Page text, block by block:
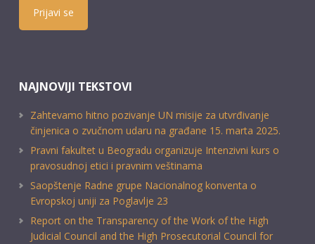
Prijavi se
NAJNOVIJI TEKSTOVI
Zahtevamo hitno pozivanje UN misije za utvrđivanje
činjenica o zvučnom udaru na građane 15. marta 2025.
Pravni fakultet u Beogradu organizuje Intenzivni kurs o
pravosudnoj etici i pravnim veštinama
Saopštenje Radne grupe Nacionalnog konventa o
Evropskoj uniji za Poglavlje 23
Report on the Transparency of the Work of the High
Judicial Council and the High Prosecutorial Council for